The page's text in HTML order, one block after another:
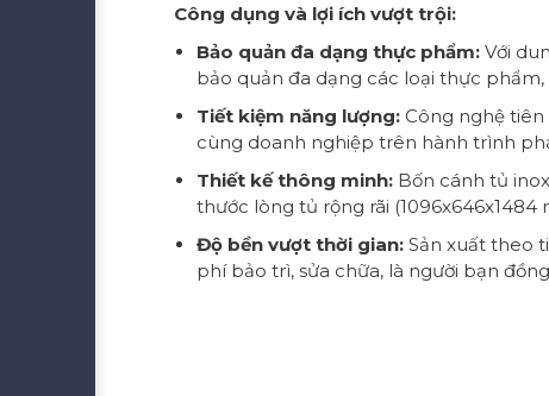
Công dụng và lợi ích vượt trội:
Bảo quản đa dạng thực phẩm: Với
bảo quản đa dạng các loại thực
Tiết kiệm năng lượng: Công nghệ
cùng doanh nghiệp trên hành trình
Thiết kế thông minh: Bốn cánh tủ
thước lòng tủ rộng rãi
Độ bền vượt thời gian: Sản xuất theo
phí bảo trì, sửa chữa, là người bạn